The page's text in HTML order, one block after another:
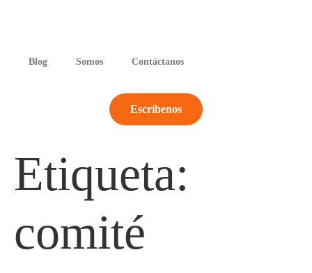
Blog Somos Contáctanos
Escríbenos
Etiqueta:
comité